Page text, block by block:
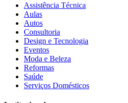
Assistência Técnica
Aulas
Autos
Consultoria
Design e Tecnologia
Eventos
Moda e Beleza
Reformas
Saúde
Serviços Domésticos